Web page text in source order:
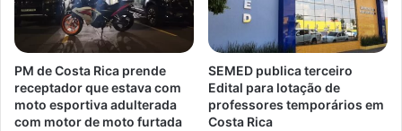
PM de Costa Rica prende
receptador que estava com
moto esportiva adulterada
com motor de moto furtada
SEMED publica terceiro
Edital para lotação de
professores temporários em
Costa Rica